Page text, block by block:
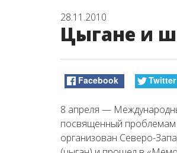
28.11.2010
Цыгане и
Facebook Twitter
8 апреля —
посвященный проблемам
организован Северо-